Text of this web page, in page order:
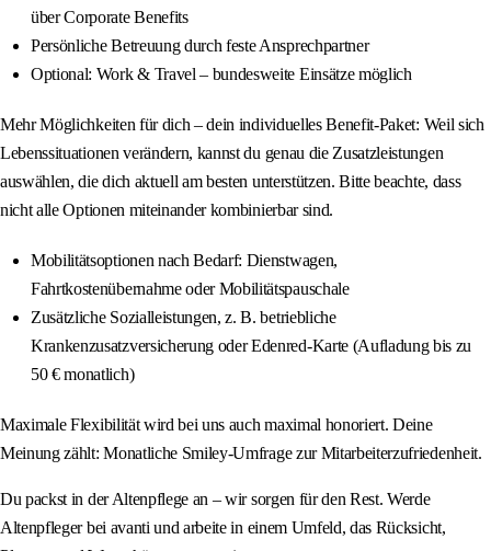
über Corporate Benefits
Persönliche Betreuung durch feste Ansprechpartner
Optional: Work & Travel – bundesweite Einsätze möglich
Mehr Möglichkeiten für dich – dein individuelles Benefit-Paket: Weil sich
Lebenssituationen verändern, kannst du genau die Zusatzleistungen
auswählen, die dich aktuell am besten unterstützen. Bitte beachte, dass
nicht alle Optionen miteinander kombinierbar sind.
Mobilitätsoptionen nach Bedarf: Dienstwagen,
Fahrtkostenübernahme oder Mobilitätspauschale
Zusätzliche Sozialleistungen, z. B. betriebliche
Krankenzusatzversicherung oder Edenred-Karte (Aufladung bis zu
50 € monatlich)
Maximale Flexibilität wird bei uns auch maximal honoriert. Deine
Meinung zählt: Monatliche Smiley-Umfrage zur Mitarbeiterzufriedenheit.
Du packst in der Altenpflege an – wir sorgen für den Rest. Werde
Altenpfleger bei avanti und arbeite in einem Umfeld, das Rücksicht,